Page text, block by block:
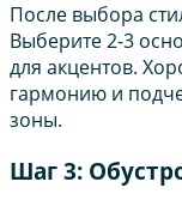
После выбора
Выберите 2-3
для акцентов.
гармонию и
зоны.
Шаг 3: